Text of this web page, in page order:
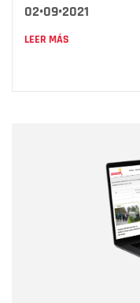
02•09•2021
LEER MÁS
Correo
Tipo de